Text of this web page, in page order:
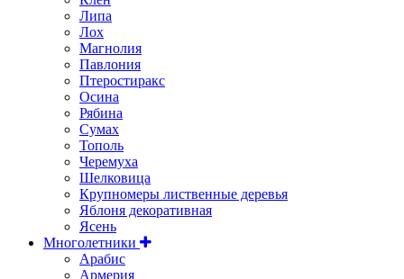
Липа
Лох
Магнолия
Павлония
Птеростиракс
Осина
Рябина
Сумах
Тополь
Черемуха
Шелковица
Крупномеры лиственные деревья
Яблоня декоративная
Ясень
Многолетники
Арабис
Армерия